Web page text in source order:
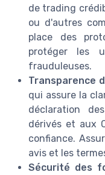
de trading
ou d'autres
place des
protéger les
frauduleuses.
Transparence
qui assure la
déclaration
dérivés et aux
confiance.
avis et les
Sécurité des